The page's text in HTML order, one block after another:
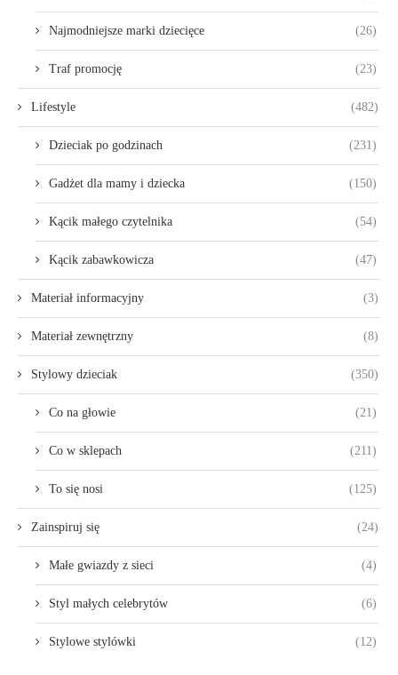
Najmodniejsze marki dziecięce (26)
Traf promocję (23)
Lifestyle (482)
Dzieciak po godzinach (231)
Gadżet dla mamy i dziecka (150)
Kącik małego czytelnika (54)
Kącik zabawkowicza (47)
Materiał informacyjny (3)
Materiał zewnętrzny (8)
Stylowy dzieciak (350)
Co na głowie (21)
Co w sklepach (211)
To się nosi (125)
Zainspiruj się (24)
Małe gwiazdy z sieci (4)
Styl małych celebrytów (6)
Stylowe stylówki (12)